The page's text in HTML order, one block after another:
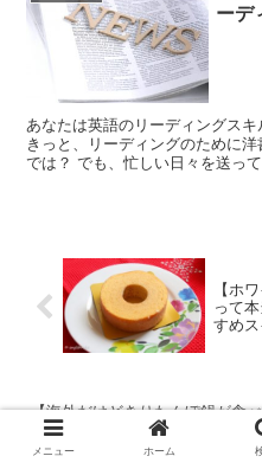
ーデ
あなたは英語のリーディングス
きっと、リーディングのために
では？ でも、忙しい日々を送っ
【ホ
って
すめ
【海外だけどきりたんぽ鍋が食
切羽詰まったアメリカ在住者のき
ぽレシピ！
メニュー ホーム